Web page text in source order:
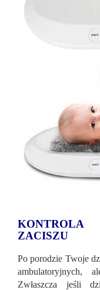
ZACISZU
Po porodzie Twoje
ambulatoryjnych,
Zwłaszcza jeśli